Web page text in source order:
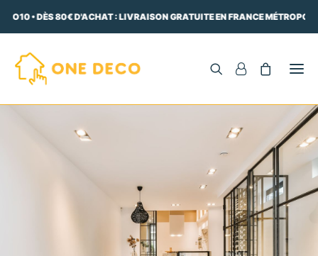
• DÈS 80€ D'ACHAT : LIVRAISON GRATUITE EN FRANCE